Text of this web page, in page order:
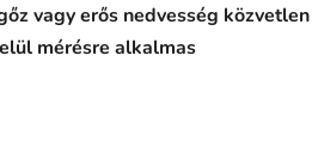
vagy erős nedvesség
mérésre alkalmas